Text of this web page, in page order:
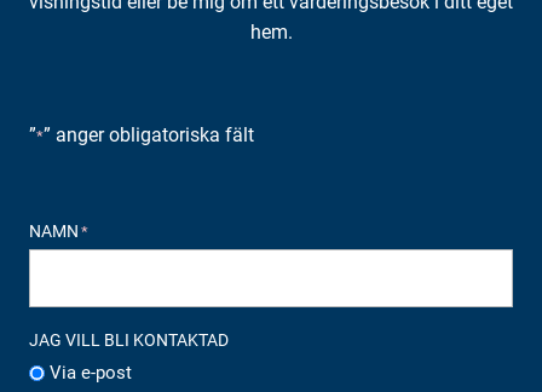
hem.
”*” anger obligatoriska fält
NAMN *
JAG VILL BLI KONTAKTAD
Via e-post